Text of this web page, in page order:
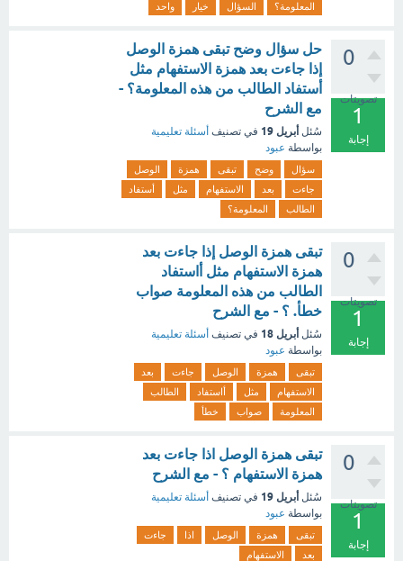
المعلومة؟
السؤال خيار واحد
0
تصويتات
1
إجابة
حل سؤال وضح تبقى همزة الوصل
إذا جاءت بعد همزة الاستفهام مثل
أستفاد الطالب من هذه المعلومة؟ -
مع الشرح
سُئل أبريل 19 في تصنيف أسئلة تعليمية
بواسطة عبود
سؤال وضح تبقى همزة
الوصل
جاءت
بعد الاستفهام مثل
أستفاد
الطالب
المعلومة؟
0
تصويتات
1
إجابة
تبقى همزة الوصل إذا جاءت بعد
همزة الاستفهام مثل أاستفاد
الطالب من هذه المعلومة صواب
خطأ. ؟ - مع الشرح
سُئل أبريل 18 في تصنيف أسئلة تعليمية
بواسطة عبود
تبقى همزة الوصل جاءت
بعد
الاستفهام
مثل أاستفاد
الطالب
المعلومة
صواب خطأ
0
تصويتات
1
إجابة
تبقى همزة الوصل اذا جاءت بعد
همزة الاستفهام ؟ - مع الشرح
سُئل أبريل 19 في تصنيف أسئلة تعليمية
بواسطة عبود
تبقى همزة الوصل اذا
جاءت
بعد
الاستفهام